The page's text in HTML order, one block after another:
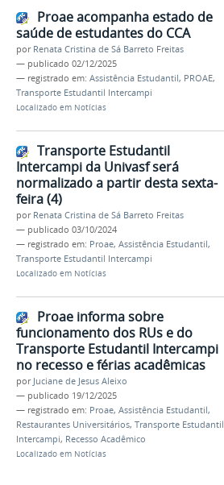
Proae acompanha estado de
saúde de estudantes do CCA
por Renata Cristina de Sá Barreto Freitas
— publicado 02/12/2025
— registrado em: Assistência Estudantil, PROAE,
Transporte Estudantil Intercampi
Localizado em Notícias
Transporte Estudantil
Intercampi da Univasf será
normalizado a partir desta sexta-
feira (4)
por Renata Cristina de Sá Barreto Freitas
— publicado 03/10/2024
— registrado em: Proae, Assistência Estudantil,
Transporte Estudantil Intercampi
Localizado em Notícias
Proae informa sobre
funcionamento dos RUs e do
Transporte Estudantil Intercampi
no recesso e férias acadêmicas
por Juciane de Jesus Aleixo
— publicado 19/12/2025
— registrado em: Proae, Assistência Estudantil,
Restaurantes Universitários, Transporte Estudantil
Intercampi, Recesso Acadêmico
Localizado em Notícias